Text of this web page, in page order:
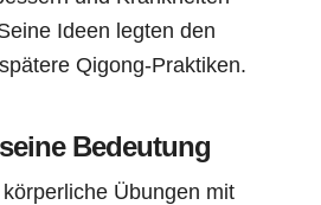
Ideen legten den
Qigong-Praktiken.
Bedeutung
Übungen mit